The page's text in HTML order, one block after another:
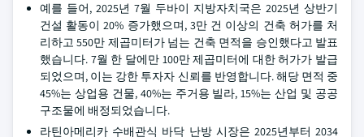
예를 들어, 2025년 7월 두바이 지방자치국은 2025년 상반기
건설 활동이 20% 증가했으며, 3만 건 이상의 건축 허가를 처
리하고 550만 제곱미터가 넘는 건축 면적을 승인했다고 발표
했습니다. 7월 한 달에만 100만 제곱미터에 대한 허가가 발급
되었으며, 이는 강한 투자자 신뢰를 반영합니다. 해당 면적 중
45%는 상업용 건물, 40%는 주거용 빌라, 15%는 산업 및 공공
구조물에 배정되었습니다.
라틴아메리카 수배관식 바닥 난방 시장은 2025년부터 2034